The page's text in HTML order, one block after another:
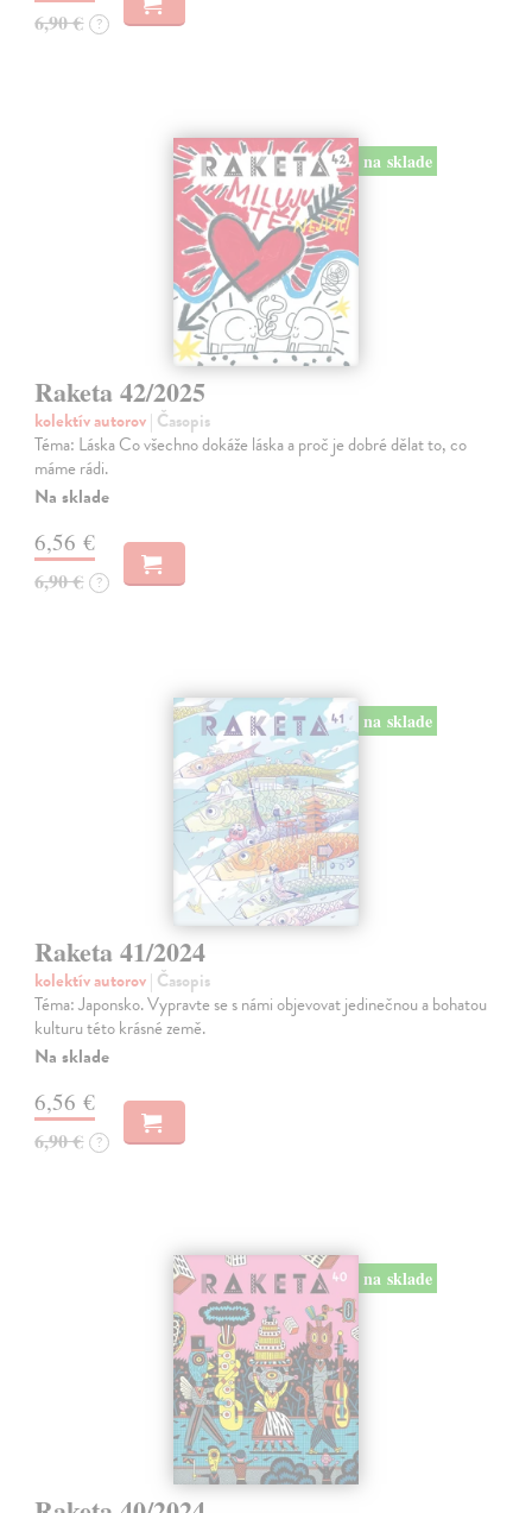
6,90 € ?
na sklade
Raketa 42/2025
kolektív autorov| Časopis
Téma: Láska Co všechno dokáže láska a proč je dobré dělat to, co
máme rádi.
Na sklade
6,56 €
6,90 € ?
na sklade
Raketa 41/2024
kolektív autorov| Časopis
Téma: Japonsko. Vypravte se s námi objevovat jedinečnou a bohatou
kulturu této krásné země.
Na sklade
6,56 €
6,90 € ?
na sklade